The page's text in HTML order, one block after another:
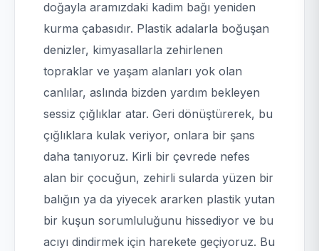
doğayla aramızdaki kadim bağı yeniden
kurma çabasıdır. Plastik adalarla boğuşan
denizler, kimyasallarla zehirlenen
topraklar ve yaşam alanları yok olan
canlılar, aslında bizden yardım bekleyen
sessiz çığlıklar atar. Geri dönüştürerek, bu
çığlıklara kulak veriyor, onlara bir şans
daha tanıyoruz. Kirli bir çevrede nefes
alan bir çocuğun, zehirli sularda yüzen bir
balığın ya da yiyecek ararken plastik yutan
bir kuşun sorumluluğunu hissediyor ve bu
acıyı dindirmek için harekete geçiyoruz. Bu